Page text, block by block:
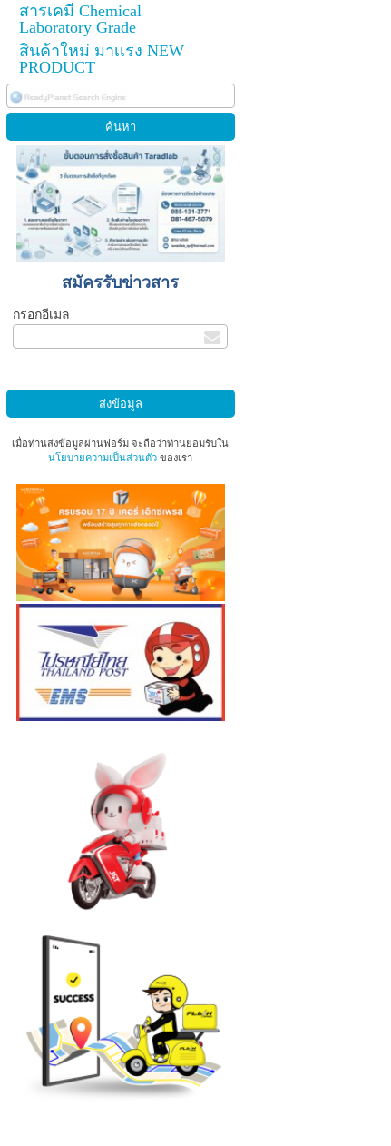
สารเคมี Chemical
Laboratory Grade
สินค้าใหม่ มาเเรง NEW
PRODUCT
สมัครรับข่าวสาร
กรอกอีเมล
เมื่อท่านส่งข้อมูลผ่านฟอร์ม จะถือว่าท่านยอมรับใน
นโยบายความเป็นส่วนตัว ของเรา